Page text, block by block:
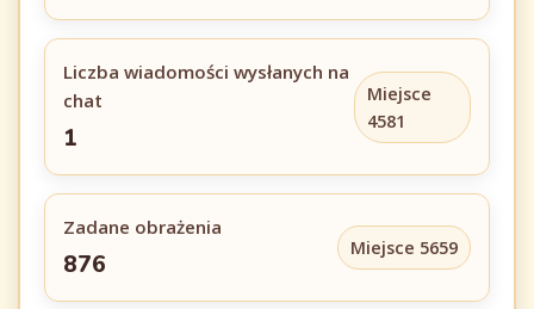
Liczba wiadomości wysłanych na
chat
1
Miejsce
4581
Zadane obrażenia
876
Miejsce 5659